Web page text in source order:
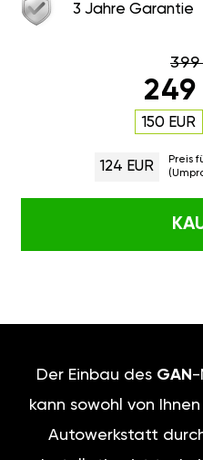
3 Jahre Garantie
399
249
150 EUR
124 EUR
Preis
Der Einbau des GAN -
kann sowohl von
Autowerkstatt